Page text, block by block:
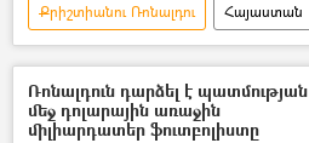
Քրիշտիանու Ռոնալդու
Հայաստան
Պորտուգալիա
ֆուտբոլ
ֆուտբոլիստ
Ռոնալդուն դարձել է պատմության
մեջ դոլարային առաջին
միլիարդատեր ֆուտբոլիստը